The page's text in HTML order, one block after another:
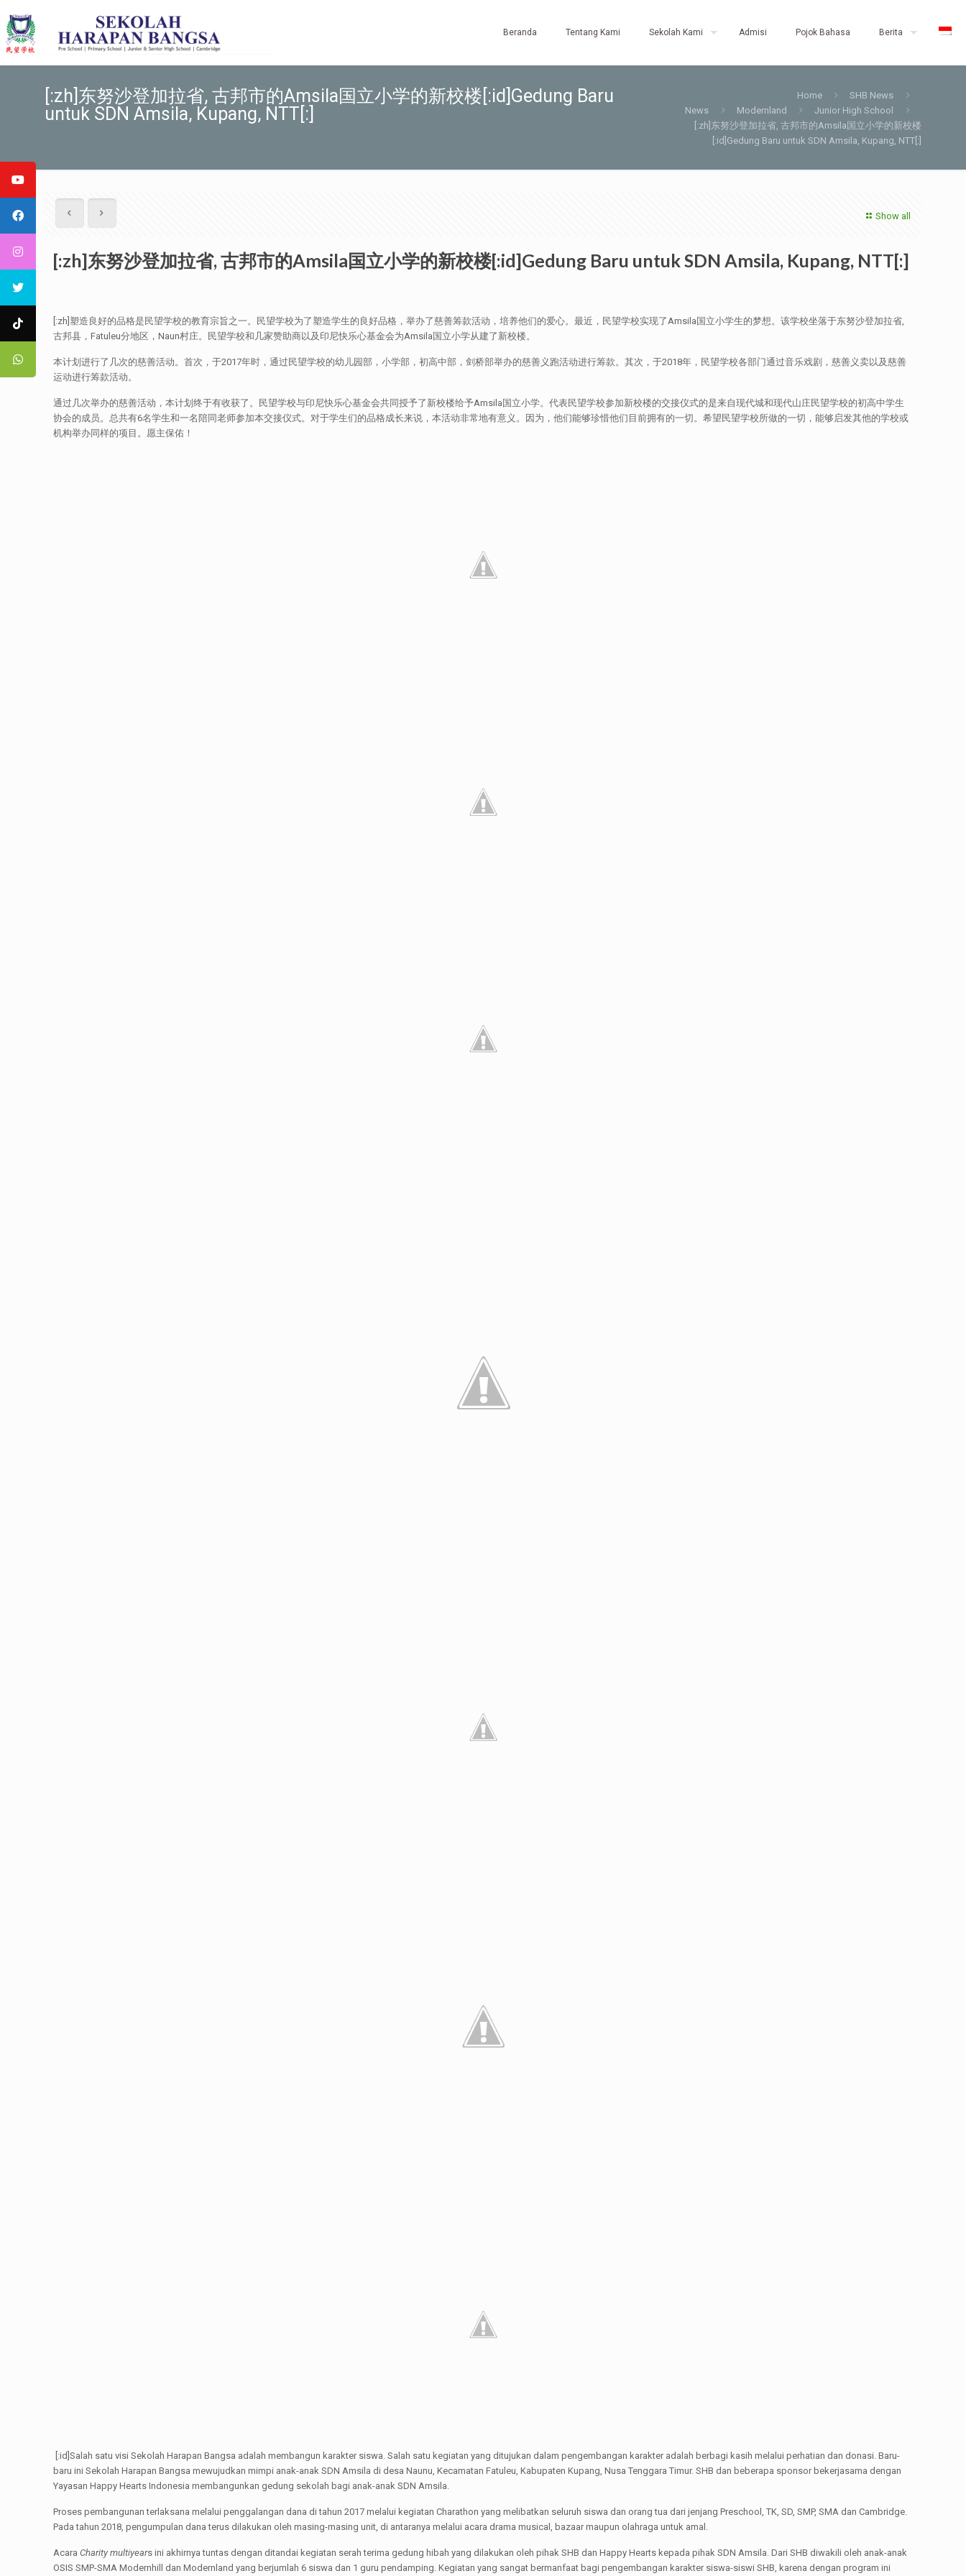
Beranda Tentang Kami Sekolah Kami Admisi Pojok Bahasa Berita
[:zh]东努沙登加拉省, 古邦市的Amsila国立小学的新校楼[:id]Gedung Baru
untuk SDN Amsila, Kupang, NTT[:]
Home
SHB News
News
Modernland
Junior High School
[:zh]东努沙登加拉省, 古邦市的Amsila国立小学的新校楼
[:id]Gedung Baru untuk SDN Amsila, Kupang, NTT[:]
Show all
[:zh]东努沙登加拉省, 古邦市的Amsila国立小学的新校楼[:id]Gedung Baru untuk SDN Amsila, Kupang, NTT[:]
[:zh]塑造良好的品格是民望学校的教育宗旨之一。民望学校为了塑造学生的良好品格，举办了慈善筹款活动，培养他们的爱心。最近，民望学校实现了Amsila国立小学生的梦想。该学校坐落于东努沙登加拉省,
古邦县，Fatuleu分地区，Naun村庄。民望学校和几家赞助商以及印尼快乐心基金会为Amsila国立小学从建了新校楼。
本计划进行了几次的慈善活动。首次，于2017年时，通过民望学校的幼儿园部，小学部，初高中部，剑桥部举办的慈善义跑活动进行筹款。其次，于2018年，民望学校各部门通过音乐戏剧，慈善义卖以及慈善
运动进行筹款活动。
通过几次举办的慈善活动，本计划终于有收获了。民望学校与印尼快乐心基金会共同授予了新校楼给予Amsila国立小学。代表民望学校参加新校楼的交接仪式的是来自现代城和现代山庄民望学校的初高中学生
协会的成员。总共有6名学生和一名陪同老师参加本交接仪式。对于学生们的品格成长来说，本活动非常地有意义。因为，他们能够珍惜他们目前拥有的一切。希望民望学校所做的一切，能够启发其他的学校或
机构举办同样的项目。愿主保佑！
[:id]Salah satu visi Sekolah Harapan Bangsa adalah membangun karakter siswa. Salah satu kegiatan yang ditujukan dalam pengembangan karakter adalah berbagi kasih melalui perhatian dan donasi. Baru-
baru ini Sekolah Harapan Bangsa mewujudkan mimpi anak-anak SDN Amsila di desa Naunu, Kecamatan Fatuleu, Kabupaten Kupang, Nusa Tenggara Timur. SHB dan beberapa sponsor bekerjasama dengan
Yayasan Happy Hearts Indonesia membangunkan gedung sekolah bagi anak-anak SDN Amsila.
Proses pembangunan terlaksana melalui penggalangan dana di tahun 2017 melalui kegiatan Charathon yang melibatkan seluruh siswa dan orang tua dari jenjang Preschool, TK, SD, SMP, SMA dan Cambridge.
Pada tahun 2018, pengumpulan dana terus dilakukan oleh masing-masing unit, di antaranya melalui acara drama musical, bazaar maupun olahraga untuk amal.
AcaraCharity multiyears ini akhirnya tuntas dengan ditandai kegiatan serah terima gedung hibah yang dilakukan oleh pihak SHB dan Happy Hearts kepada pihak SDN Amsila. Dari SHB diwakili oleh anak-anak
OSIS SMP-SMA Modernhill dan Modernland yang berjumlah 6 siswa dan 1 guru pendamping. Kegiatan yang sangat bermanfaat bagi pengembangan karakter siswa-siswi SHB, karena dengan program ini